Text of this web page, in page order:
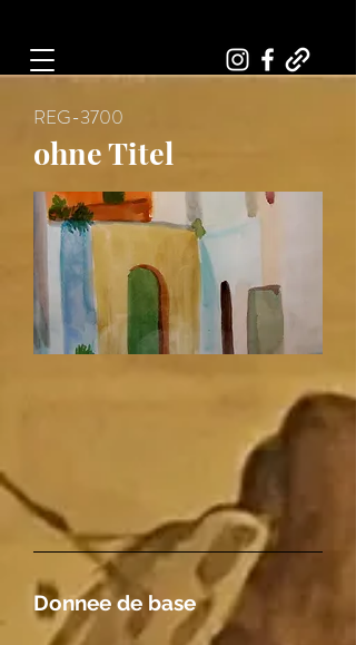
REG-3700
ohne Titel
Donnee de base